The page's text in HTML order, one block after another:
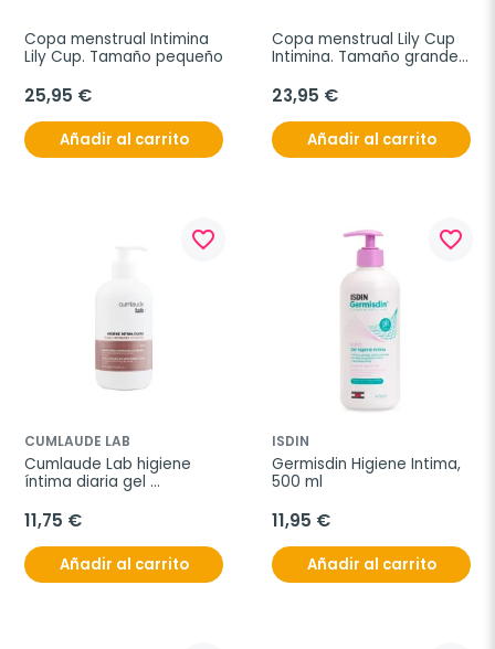
Copa menstrual Intimina
Lily Cup. Tamaño pequeño
25,95 €
Añadir al carrito
Copa menstrual Lily Cup
Intimina. Tamaño grande,
23,95 €
Añadir al carrito
favorite_border
CUMLAUDE LAB
Cumlaude Lab higiene
íntima diaria gel
11,75 €
Añadir al carrito
favorite_border
ISDIN
Germisdin Higiene Intima,
500 ml
11,95 €
Añadir al carrito